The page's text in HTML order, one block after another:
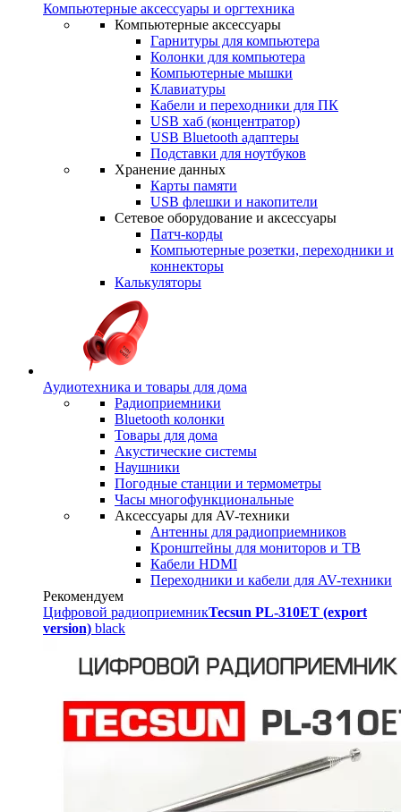
Компьютерные аксессуары и оргтехника
Компьютерные аксессуары
Гарнитуры для компьютера
Колонки для компьютера
Компьютерные мышки
Клавиатуры
Кабели и переходники для ПК
USB хаб (концентратор)
USB Bluetooth адаптеры
Подставки для ноутбуков
Хранение данных
Карты памяти
USB флешки и накопители
Сетевое оборудование и аксессуары
Патч-корды
Компьютерные розетки, переходники и
коннекторы
Калькуляторы
Аудиотехника и товары для дома
Радиоприемники
Bluetooth колонки
Товары для дома
Акустические системы
Наушники
Погодные станции и термометры
Часы многофункциональные
Аксессуары для AV-техники
Антенны для радиоприемников
Кронштейны для мониторов и ТВ
Кабели HDMI
Переходники и кабели для AV-техники
Рекомендуем
Цифровой радиоприемникTecsun PL-310ET (export
version) black